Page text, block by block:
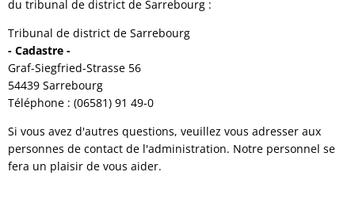
du tribunal de district de Sarrebourg :
Tribunal de district de Sarrebourg
- Cadastre -
Graf-Siegfried-Strasse 56
54439 Sarrebourg
Téléphone : (06581) 91 49-0
Si vous avez d'autres questions, veuillez vous adresser aux
personnes de contact de l'administration. Notre personnel se
fera un plaisir de vous aider.